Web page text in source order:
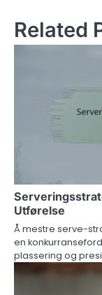
Related
Utførelse
Å mestre serve-
en
plassering og